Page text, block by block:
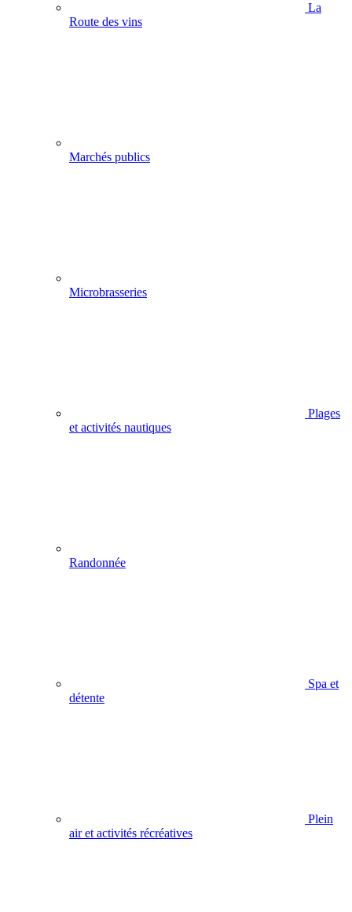
La
Route des vins
Marchés publics
Microbrasseries
Plages
et activités nautiques
Randonnée
Spa et
détente
Plein
air et activités récréatives